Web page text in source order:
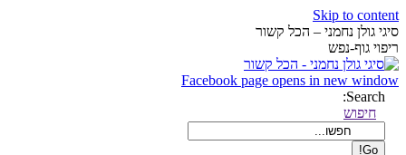
Skip to content
סיגי גולן נחמני – הכל קשור
ריפוי גוף-נפש
Facebook page opens in new window
Search:
חיפוש